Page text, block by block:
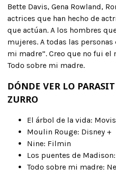
Bette Davis, Gena Rowland,
actrices que han hecho de
que actúan. A los hombres
mujeres. A todas las
mi madre”. Creo que no fui
Todo sobre mi madre.
DÓNDE VER LO
ZURRO
El árbol de la vida:
Moulin Rouge: Disney +
Nine: Filmin
Los puentes de
Todo sobre mi madre: